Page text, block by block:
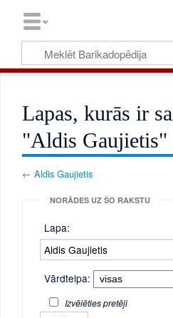
Lapas, kurās ir
"Aldis Gaujietis"
←Aldis Gaujietis
NORĀDES UZ ŠO RAKSTU
Lapa:
Vārdtelpa:
Izvēlēties pretēji